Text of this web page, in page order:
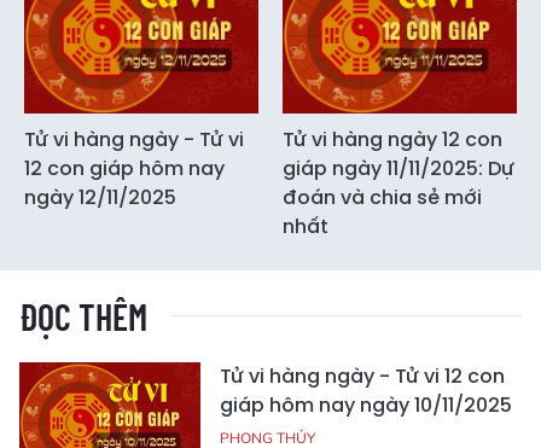
Tử vi hàng ngày - Tử vi
12 con giáp hôm nay
ngày 12/11/2025
Tử vi hàng ngày 12 con
giáp ngày 11/11/2025: Dự
đoán và chia sẻ mới
nhất
ĐỌC THÊM
Tử vi hàng ngày - Tử vi 12 con
giáp hôm nay ngày 10/11/2025
PHONG THỦY